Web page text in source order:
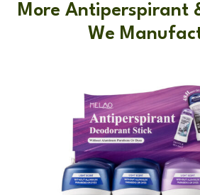
More Antiperspirant
We